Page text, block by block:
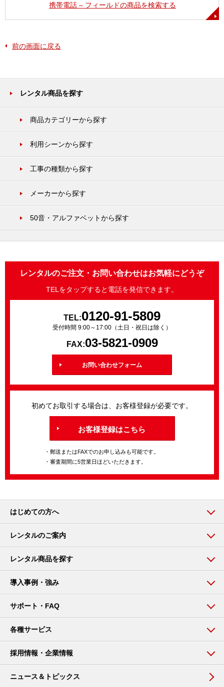
携帯電話 – フィールドの商品を検索する
前の画面に戻る
レンタル商品を探す
商品カテゴリーから探す
利用シーンから探す
工事の種類から探す
メーカーから探す
50音・アルファベットから探す
レンタルのご注文・お問い合わせはお気軽にどうぞ
TELをタップすると電話を発信できます。
TEL:0120-91-5809
受付時間 9:00～17:00（土日・祝日は除く）
FAX:03-5821-0909
お問い合わせフォーム
初めてお取引する場合は、お客様登録が必要です。
お客様登録はこちら
・郵送またはFAXでのお申し込みも可能です。
・審査期間に5営業日ほどいただきます。
はじめての方へ
レンタルのご案内
レンタル商品を探す
導入事例・強み
サポート・FAQ
各種サービス
採用情報・企業情報
ニュース＆トピックス